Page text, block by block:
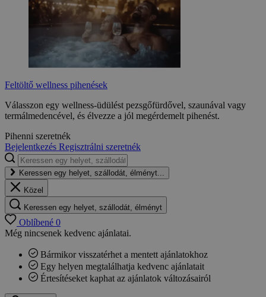
Feltöltő wellness pihenések
Válasszon egy wellness-üdülést pezsgőfürdővel, szaunával vagy
termálmedencével, és élvezze a jól megérdemelt pihenést.
Pihenni szeretnék
Bejelentkezés Regisztrálni szeretnék
Keressen egy helyet, szállodát, élményt...
Közel
Keressen egy helyet, szállodát, élményt
Oblíbené 0
Még nincsenek kedvenc ajánlatai.
Bármikor visszatérhet a mentett ajánlatokhoz
Egy helyen megtalálhatja kedvenc ajánlatait
Értesítéseket kaphat az ajánlatok változásairól